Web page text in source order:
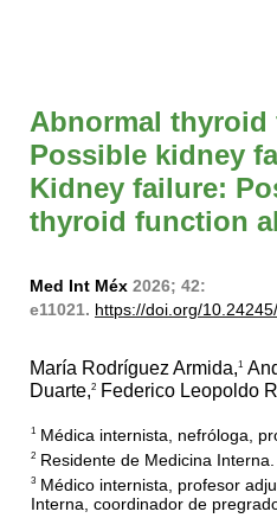
Abnormal
Possible kidney
Kidney failure:
thyroid function
Med Int Méx 2026; 42:
e11021. https://doi.org/
María Rodríguez Armida,1
Duarte,2 Federico Leopoldo
1 Médica internista, nefróloga,
2 Residente de Medicina Interna.
3 Médico internista, profesor
Interna, coordinador de